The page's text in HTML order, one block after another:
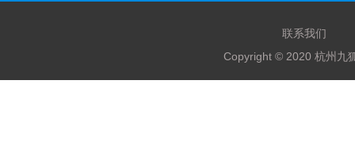
联系我们
Copyright © 2020 杭州九